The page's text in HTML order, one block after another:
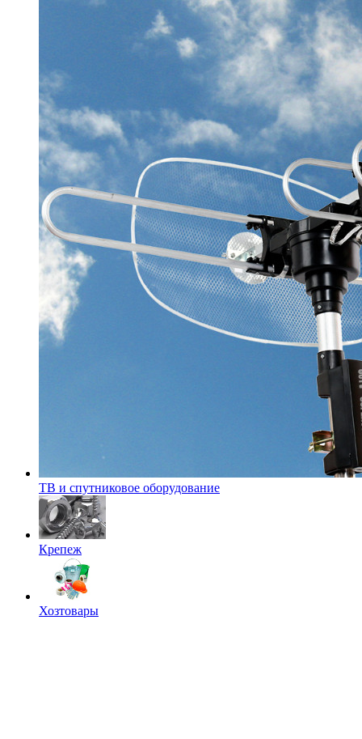
ТВ и спутниковое оборудование
Крепеж
Хозтовары